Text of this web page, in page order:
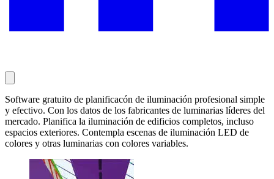
Software gratuito de planificacón de iluminación profesional simple
y efectivo. Con los datos de los fabricantes de luminarias líderes del
mercado. Planifica la iluminación de edificios completos, incluso
espacios exteriores. Contempla escenas de iluminación LED de
colores y otras luminarias con colores variables.